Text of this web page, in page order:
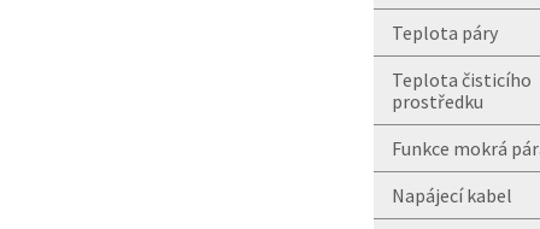
Teplota páry
Teplota čisticího
prostředku
Funkce mokrá
Napájecí kabel